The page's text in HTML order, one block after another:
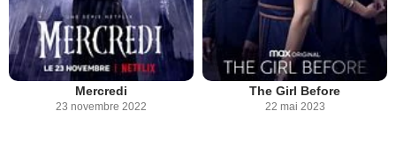
Mercredi
23 novembre 2022
The Girl Before
22 mai 2023